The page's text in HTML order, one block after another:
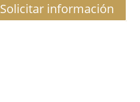
Solicitar información